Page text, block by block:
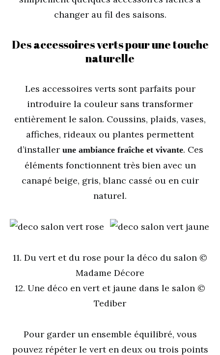
changer au fil des saisons.
Des accessoires verts pour une touche
naturelle
Les accessoires verts sont parfaits pour
introduire la couleur sans transformer
entièrement le salon. Coussins, plaids, vases,
affiches, rideaux ou plantes permettent
d’installer une ambiance fraîche et vivante. Ces
éléments fonctionnent très bien avec un
canapé beige, gris, blanc cassé ou en cuir
naturel.
11. Du vert et du rose pour la déco du salon ©
Madame Décore
12. Une déco en vert et jaune dans le salon ©
Tediber
Pour garder un ensemble équilibré, vous
pouvez répéter le vert en deux ou trois points